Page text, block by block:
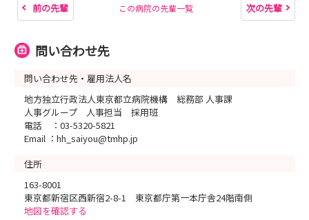
前の先輩 この病院の先輩一覧 次の先輩
問い合わせ先
問い合わせ先・雇用法人名
地方独立行政法人東京都立病院機構 総務部 人事課
人事グループ 人事担当 採用班
電話 ：03-5320-5821
Email ：hh_saiyou@tmhp.jp
住所
163-8001
東京都新宿区西新宿2-8-1 東京都庁第一本庁舎24階南側
地図を確認する